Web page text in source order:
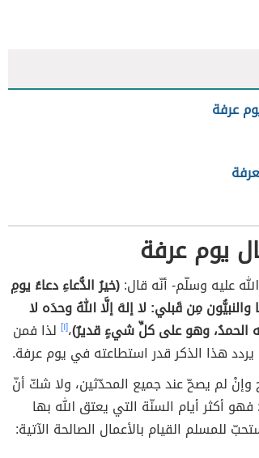
عرفة
يوم عرفة
عليه وسلّم- أنّه قال:(خيرُ الدُّعاءِ دعاءُ يومِ
مِن قَبلي: لا إلهَ إلَّا اللهُ وحدَه لا
الحمدُ، وهو على كلِّ شيءٍ قديرٌ)،[١] لذا فمن
هذا الذكر قدر استطاعته في يوم عرفة.
لم يصحّ عند جميع المحدّثين، ولا شكّ أنّ
أكثر أيام السنّة التي يعتق الله بها
للمسلم القيام بالأعمال الصالحة الآتية: